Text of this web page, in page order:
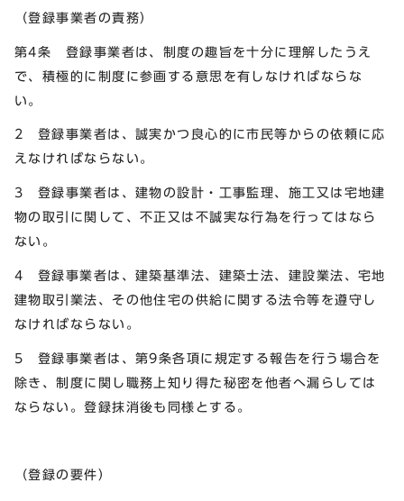
（登録事業者の責務）
第4条 登録事業者は、制度の趣旨を十分に理解したうえ
で、積極的に制度に参画する意思を有しなければならな
い。
2 登録事業者は、誠実かつ良心的に市民等からの依頼に応
えなければならない。
3 登録事業者は、建物の設計・工事監理、施工又は宅地建
物の取引に関して、不正又は不誠実な行為を行ってはなら
ない。
4 登録事業者は、建築基準法、建築士法、建設業法、宅地
建物取引業法、その他住宅の供給に関する法令等を遵守し
なければならない。
5 登録事業者は、第9条各項に規定する報告を行う場合を
除き、制度に関し職務上知り得た秘密を他者へ漏らしては
ならない。登録抹消後も同様とする。
（登録の要件）